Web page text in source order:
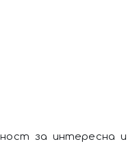
за интересна и